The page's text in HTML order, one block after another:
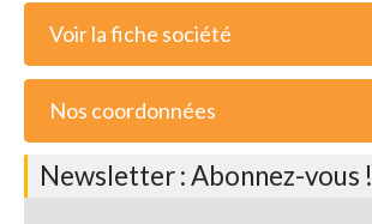
Voir la fiche société
Nos coordonnées
Newsletter : Abonnez-vous !